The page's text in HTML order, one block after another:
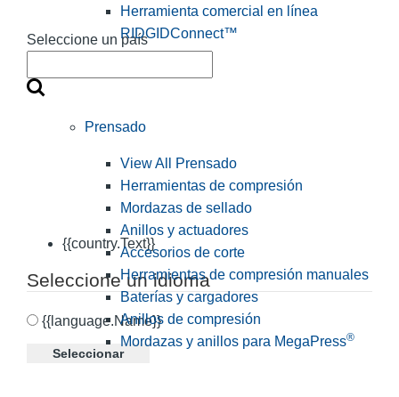
Seleccione un país
{{country.Text}}
Seleccione un idioma
{{language.Name}}
Seleccionar
Herramienta comercial en línea
RIDGIDConnect™
Prensado
View All Prensado
Herramientas de compresión
Mordazas de sellado
Anillos y actuadores
Accesorios de corte
Herramientas de compresión manuales
Baterías y cargadores
Anillos de compresión
Mordazas y anillos para MegaPress®